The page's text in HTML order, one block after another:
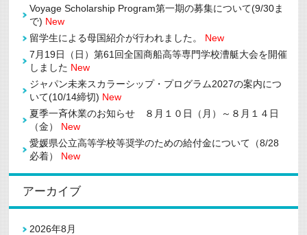
に
つ
て
Voyage Scholarship Program第一期の募集について(9/30ま
で) New
留学生による母国紹介が行われました。 New
7月19日（日）第61回全国商船高等専門学校漕艇大会を開催
しました New
ジャパン未来スカラーシップ・プログラム2027の案内につ
いて(10/14締切) New
夏季一斉休業のお知らせ ８月１０日（月）～８月１４日
（金） New
愛媛県公立高等学校等奨学のための給付金について（8/28
必着） New
アーカイブ
2026年8月